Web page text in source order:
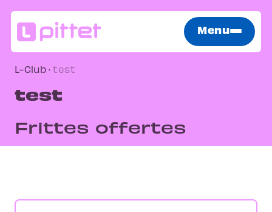
Menu
L-Club · test
test
Frittes offertes